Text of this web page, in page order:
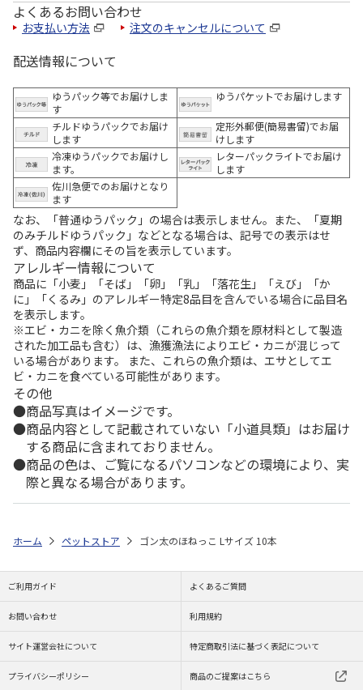
よくあるお問い合わせ
お支払い方法 注文のキャンセルについて
配送情報について
ゆうパック等でお届けしま
す
ゆうパケットでお届けします
チルドゆうパックでお届け
します
定形外郵便(簡易書留)でお届
けします
冷凍ゆうパックでお届けし
ます。
レターパックライトでお届け
します
佐川急便でのお届けとなり
ます
なお、「普通ゆうパック」の場合は表示しません。また、「夏期
のみチルドゆうパック」などとなる場合は、記号での表示はせ
ず、商品内容欄にその旨を表示しています。
アレルギー情報について
商品に「小麦」「そば」「卵」「乳」「落花生」「えび」「か
に」「くるみ」のアレルギー特定8品目を含んでいる場合に品目名
を表示します。
※エビ・カニを除く魚介類（これらの魚介類を原材料として製造
された加工品も含む）は、漁獲漁法によりエビ・カニが混じって
いる場合があります。 また、これらの魚介類は、エサとしてエ
ビ・カニを食べている可能性があります。
その他
商品写真はイメージです。
商品内容として記載されていない「小道具類」はお届け
する商品に含まれておりません。
商品の色は、ご覧になるパソコンなどの環境により、実
際と異なる場合があります。
ホーム ペットストア ゴン太のほねっこ Lサイズ 10本
ご利用ガイド よくあるご質問
お問い合わせ 利用規約
サイト運営会社について 特定商取引法に基づく表記について
プライバシーポリシー 商品のご提案はこちら